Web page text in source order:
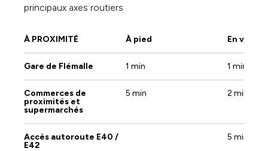
principaux axes routiers
À PROXIMITÉ À pied En
Gare de Flémalle 1 min 1 min
Commerces de
proximités et
supermarchés
5 min 2 min
Accès autoroute E40 /
E42
5 min